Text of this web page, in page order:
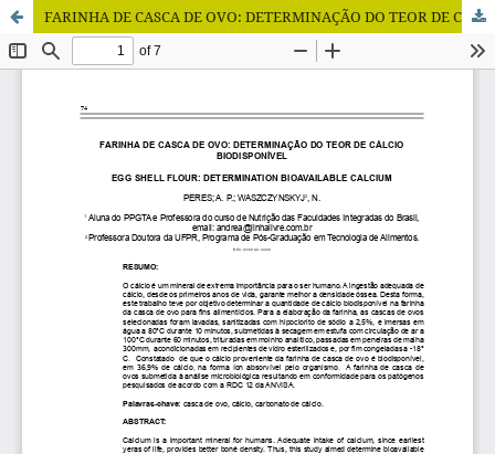
FARINHA DE CASCA DE OVO: DETERMINAÇÃO DO TEOR DE CÁLCIO BIODISPONÍVEL